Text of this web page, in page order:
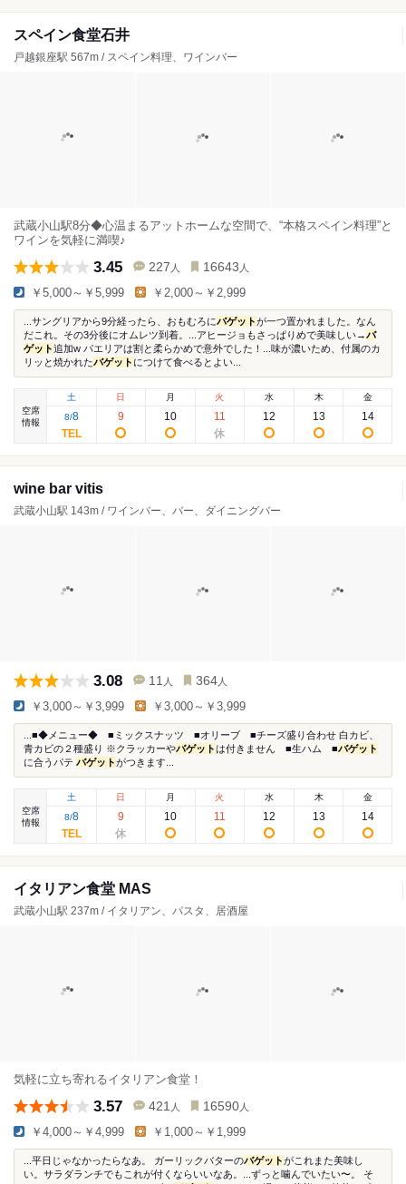
スペイン食堂石井
戸越銀座駅 567m / スペイン料理、ワインバー
武蔵小山駅8分◆心温まるアットホームな空間で、“本格スペイン料理”と
ワインを気軽に満喫♪
3.45 227 人 16643 人
￥5,000～￥5,999 ￥2,000～￥2,999
...サングリアから9分経ったら、おもむろにバゲットが一つ置かれました。なん
だこれ。その3分後にオムレツ到着。...アヒージョもさっぱりめで美味しい→バ
ゲット追加w パエリアは割と柔らかめで意外でした！...味が濃いため、付属のカ
リッと焼かれたバゲット につけて食べるとよい...
空席
情報
土
8/8
日
9
月
10
火
11
水
12
木
13
金
14
wine bar vitis
武蔵小山駅 143m / ワインバー、バー、ダイニングバー
3.08 11 人 364 人
￥3,000～￥3,999 ￥3,000～￥3,999
...■◆メニュー◆ ■ミックスナッツ ■オリーブ ■チーズ盛り合わせ 白カビ、
青カビの２種盛り ※クラッカーやバゲットは付きません ■生ハム ■バゲット
に合うパテ バゲットがつきます...
空席
情報
土
8/8
日
9
月
10
火
11
水
12
木
13
金
14
イタリアン食堂 MAS
武蔵小山駅 237m / イタリアン、パスタ、居酒屋
気軽に立ち寄れるイタリアン食堂！
3.57 421 人 16590 人
￥4,000～￥4,999 ￥1,000～￥1,999
...平日じゃなかったらなあ。 ガーリックバターのバゲットがこれまた美味し
い。サラダランチでもこれが付くならいいなあ。...ずっと噛んでいたい〜。 そ